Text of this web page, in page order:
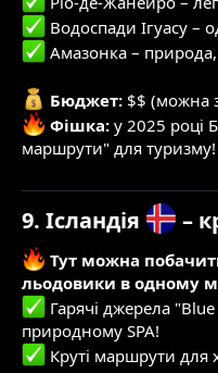
Водоспади Ігуасу –
Амазонка –
Бюджет: $$ (можна
Фішка: у 2025 році
маршрути" для туризму!
9. Ісландія –
Тут можна
льодовики в одному
Гарячі джерела
природному SPA!
Круті маршрути для